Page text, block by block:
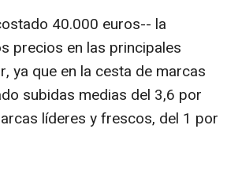
40.000 euros-- la
precios en las principales
ya que en la cesta de marcas
subidas medias del 3,6 por
líderes y frescos, del 1 por